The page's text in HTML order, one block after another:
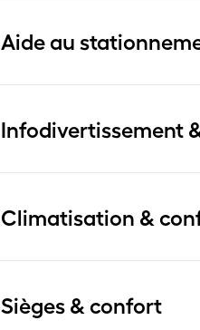
Aide au
Infodivertissement
Climatisation &
Sièges & confort